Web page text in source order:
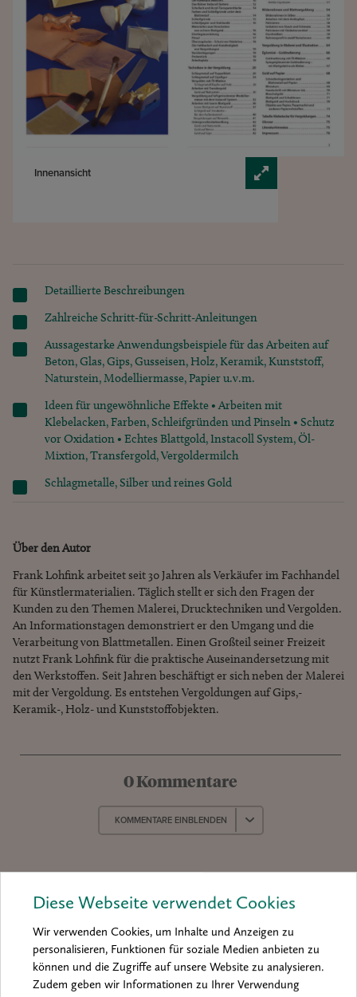
Diese Webseite verwendet Cookies
Wir verwenden Cookies, um Inhalte und Anzeigen zu
personalisieren, Funktionen für soziale Medien anbieten zu
können und die Zugriffe auf unsere Website zu analysieren.
Zudem geben wir Informationen zu Ihrer Verwendung
Innenansicht
Detaillierte Beschreibungen
Zahlreiche Schritt-für-Schritt-Anleitungen
Aussagestarke Anwendungsbeispiele für das Arbeiten auf
Beton, Glas, Gips, Gusseisen, Holz, Keramik, Kunststoff,
Naturstein, Modelliermasse, Papier u.v.m.
Ideen für ungewöhnliche Effekte • Arbeiten mit
Klebelacken, Farben, Schleifgründen und Pinseln • Schutz
vor Oxidation • Echtes Blattgold, Instacoll System, Öl-
Mixtion, Transfergold, Vergoldermilch
Schlagmetalle, Silber und reines Gold
Über den Autor
Frank Lohfink arbeitet seit 30 Jahren als Verkäufer im Fachhandel
für Künstlermaterialien. Täglich stellt er sich den Fragen der
Kunden zu den Themen Malerei, Drucktechniken und Vergolden.
An Informationstagen demonstriert er den Umgang und die
Verarbeitung von Blattmetallen. Einen Großteil seiner Freizeit
nutzt Frank Lohfink für die praktische Auseinandersetzung mit
den Werkstoffen. Seit Jahren beschäftigt er sich neben der Malerei
mit der Vergoldung. Es entstehen Vergoldungen auf Gips,-
Keramik-, Holz- und Kunststoffobjekten.
0 Kommentare
KOMMENTARE EINBLENDEN